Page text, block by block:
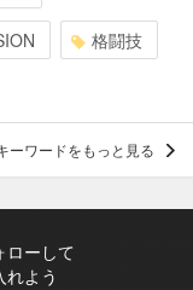
格闘技
ーワードをもっと見る
ローして
よう